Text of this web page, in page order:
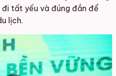
đi tất yếu và đúng đắn để
lịch.